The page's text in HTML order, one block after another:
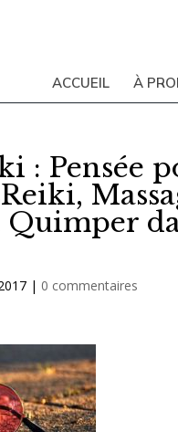
ACCUEIL À
: Pensée
| 0 commentaires